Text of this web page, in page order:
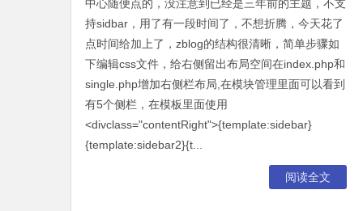
中心随便点的，没注意到已经是三年前的主题，不支
持sidbar，用了有一段时间了，不想折腾，今天花了
点时间给加上了，zblog的结构很清晰，简单步骤如
下编辑css文件，给右侧留出布局空间在index.php和
single.php增加右侧栏布局,在模块管理里面可以看到
有5个侧栏，在模板里面使用
<divclass="contentRight">{template:sidebar}
{template:sidebar2}{t...
阅读全文